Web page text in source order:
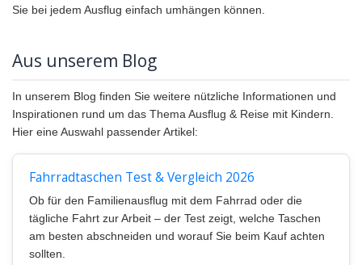
Sie bei jedem Ausflug einfach umhängen können.
Aus unserem Blog
In unserem Blog finden Sie weitere nützliche Informationen und
Inspirationen rund um das Thema Ausflug & Reise mit Kindern.
Hier eine Auswahl passender Artikel:
Fahrradtaschen Test & Vergleich 2026
Ob für den Familienausflug mit dem Fahrrad oder die
tägliche Fahrt zur Arbeit – der Test zeigt, welche Taschen
am besten abschneiden und worauf Sie beim Kauf achten
sollten.